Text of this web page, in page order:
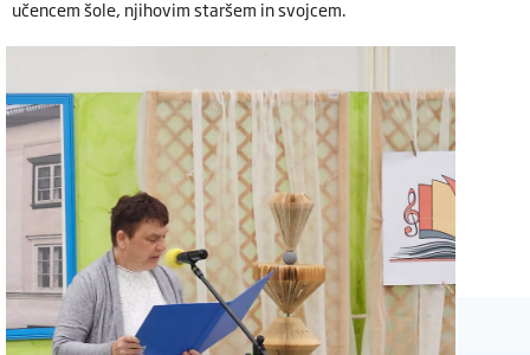
učencem šole, njihovim staršem in svojcem.